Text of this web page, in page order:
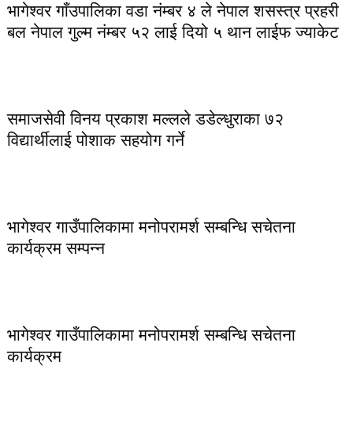
भागेश्वर गाँउपालिका वडा नंम्बर ४ ले नेपाल शसस्त्र प्रहरी
बल नेपाल गुल्म नंम्बर ५२ लाई दियो ५ थान लाईफ ज्याकेट
समाजसेवी विनय प्रकाश मल्लले डडेल्धुराका ७२
विद्यार्थीलाई पोशाक सहयोग गर्ने
भागेश्वर गाउँपालिकामा मनोपरामर्श सम्बन्धि सचेतना
कार्यक्रम सम्पन्न
भागेश्वर गाउँपालिकामा मनोपरामर्श सम्बन्धि सचेतना
कार्यक्रम